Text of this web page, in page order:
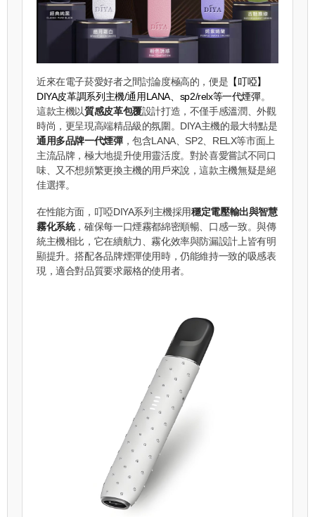
近來在電子菸愛好者之間討論度極高的，便是 【叮啞】
DIYA皮革調系列主機/通用LANA、sp2/relx等一代煙彈。
這款主機以質感皮革包覆設計打造，不僅手感溫潤、外觀
時尚，更呈現高端精品級的氛圍。DIYA主機的最大特點是
通用多品牌一代煙彈，包含LANA、SP2、RELX等市面上
主流品牌，極大地提升使用靈活度。對於喜愛嘗試不同口
味、又不想頻繁更換主機的用戶來說，這款主機無疑是絕
佳選擇。
在性能方面，叮啞DIYA系列主機採用穩定電壓輸出與智慧
霧化系統，確保每一口煙霧都綿密順暢、口感一致。與傳
統主機相比，它在續航力、霧化效率與防漏設計上皆有明
顯提升。搭配各品牌煙彈使用時，仍能維持一致的吸感表
現，適合對品質要求嚴格的使用者。